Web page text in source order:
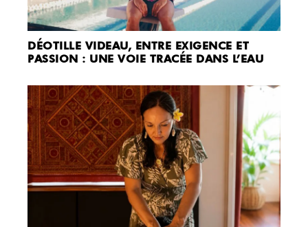
DÉOTILLE VIDEAU, ENTRE EXIGENCE ET
PASSION : UNE VOIE TRACÉE DANS L’EAU